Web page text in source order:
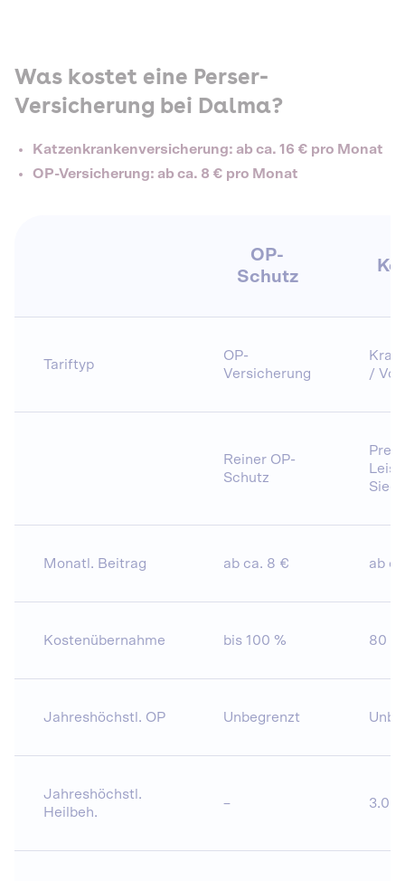
Was kostet eine Perser-
Versicherung bei Dalma?
Katzenkrankenversicherung: ab ca. 16 € pro Monat
OP-Versicherung: ab ca. 8 € pro Monat
OP-
Schutz
Tariftyp
OP-
Versicherung
/
Reiner OP-
Schutz
Monatl. Beitrag ab ca. 8 € ab
Kostenübernahme bis 100 % 80 %
Jahreshöchstl. OP Unbegrenzt
Jahreshöchstl.
Heilbeh.
–